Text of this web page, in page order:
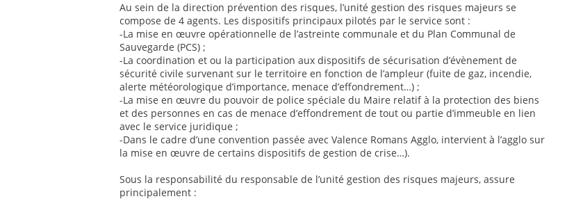
Au sein de la direction prévention des risques, l’unité gestion des risques majeurs se
compose de 4 agents. Les dispositifs principaux pilotés par le service sont :
-La mise en œuvre opérationnelle de l’astreinte communale et du Plan Communal de
Sauvegarde (PCS) ;
-La coordination et ou la participation aux dispositifs de sécurisation d’évènement de
sécurité civile survenant sur le territoire en fonction de l’ampleur (fuite de gaz, incendie,
alerte météorologique d’importance, menace d’effondrement…) ;
-La mise en œuvre du pouvoir de police spéciale du Maire relatif à la protection des biens
et des personnes en cas de menace d’effondrement de tout ou partie d’immeuble en lien
avec le service juridique ;
-Dans le cadre d’une convention passée avec Valence Romans Agglo, intervient à l’agglo sur
la mise en œuvre de certains dispositifs de gestion de crise…).
Sous la responsabilité du responsable de l’unité gestion des risques majeurs, assure
principalement :